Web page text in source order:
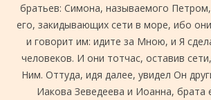
братьев: Симона, называемого
его, закидывающих сети в море, ибо
и говорит им: идите за Мною, и Я
человеков. И они тотчас, оставив
Ним. Оттуда, идя далее, увидел Он
Иакова Зеведеева и Иоанна, брата